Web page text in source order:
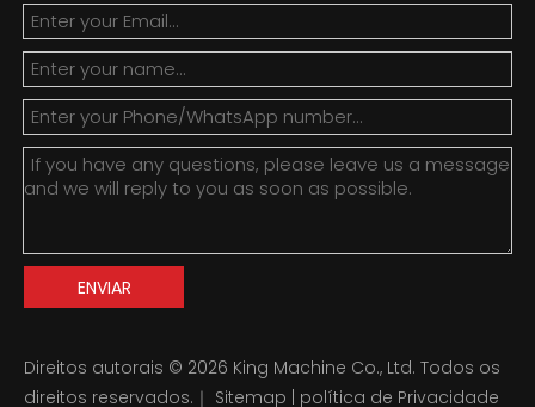
ENVIAR
Direitos autorais © 2026 King Machine Co., Ltd. Todos os
direitos reservados.｜ Sitemap política de Privacidade